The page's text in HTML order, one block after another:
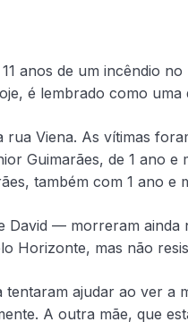
anos de um incêndio
é lembrado como
Viena. As vítimas
Guimarães, de 1 ano
também com 1 ano e
David — morreram ainda
Horizonte, mas não
ajudar ao ver a
A outra mãe, que